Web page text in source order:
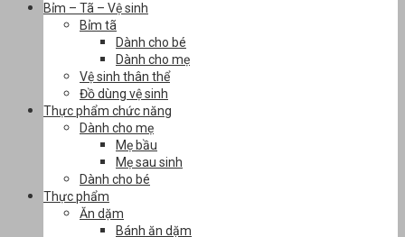
Bỉm – Tã – Vệ sinh
Bỉm tã
Dành cho bé
Dành cho mẹ
Vệ sinh thân thể
Đồ dùng vệ sinh
Thực phẩm chức năng
Dành cho mẹ
Mẹ bầu
Mẹ sau sinh
Dành cho bé
Thực phẩm
Ăn dặm
Bánh ăn dặm